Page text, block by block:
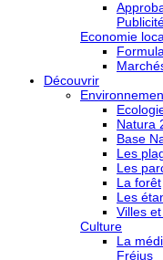
Economie
Découvrir
Natura
Base
Les
Les
La forêt
Les
Villes
Culture
La
Fréjus